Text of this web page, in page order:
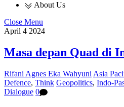
About Us
Close Menu
April 4 2024
Masa depan Quad di
Rifani Agnes Eka Wahyuni Asia
Defence, Think Geopolitics, Indo-
Dialogue 0